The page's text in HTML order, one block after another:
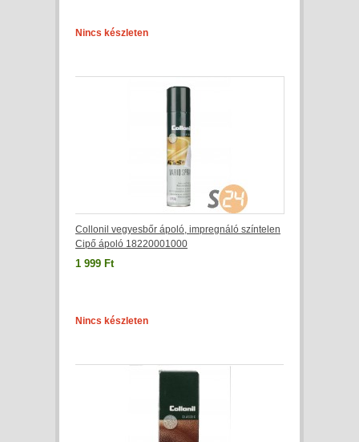
Nincs készleten
Collonil vegyesbőr ápoló, impregnáló színtelen
Cipő ápoló 18220001000
1 999 Ft
Nincs készleten